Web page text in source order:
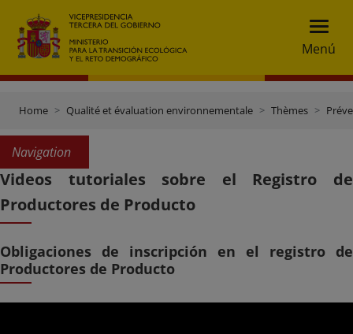
Menú
Home Qualité et évaluation environnementale Thèmes
Navigation
Videos tutoriales sobre el Registro de
Productores de Producto
Obligaciones de inscripción en el registro de
Productores de Producto